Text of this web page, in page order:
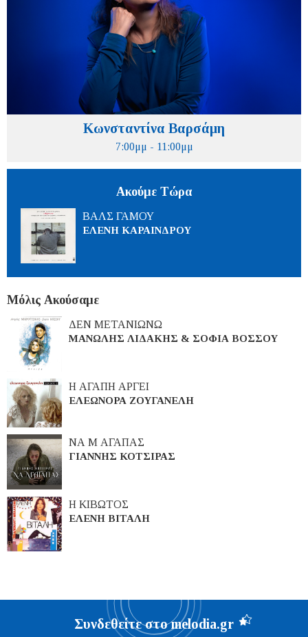
Κωνσταντίνα Βαρσάμη
7:00μμ - 11:00μμ
Ακούμε Τώρα
ΒΑΛΣ ΓΑΜΟΥ
ΕΛΕΝΗ ΚΑΡΑΙΝΔΡΟΥ
Μόλις Ακούσαμε
ΔΕΝ ΜΕΤΑΝΙΩΝΩ
ΜΑΝΩΛΗΣ ΛΙΔΑΚΗΣ & ΣΟΦΙΑ ΒΟΣΣΟΥ
Η ΑΓΑΠΗ ΑΡΓΕΙ
ΕΛΕΩΝΟΡΑ ΖΟΥΓΑΝΕΛΗ
ΝΑ Μ ΑΓΑΠΑΣ
ΓΙΑΝΝΗΣ ΚΟΤΣΙΡΑΣ
Η ΚΙΒΩΤΟΣ
ΕΛΕΝΗ ΒΙΤΑΛΗ
Συνδεθείτε στο melodia.gr